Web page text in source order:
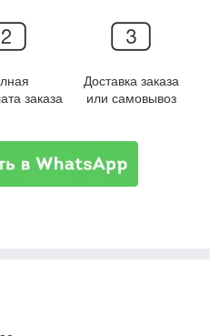
заказа
Доставка заказа
или самовывоз